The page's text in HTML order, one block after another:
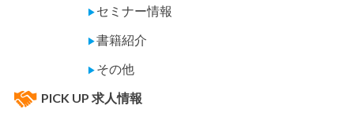
▶ セミナー情報
▶書籍紹介
▶ その他
PICK UP 求人情報